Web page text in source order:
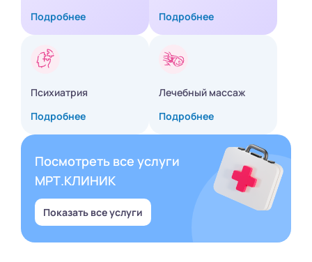
Подробнее
Подробнее
Психиатрия
Подробнее
Лечебный массаж
Подробнее
Посмотреть все услуги
МРТ.КЛИНИК
Показать все услуги